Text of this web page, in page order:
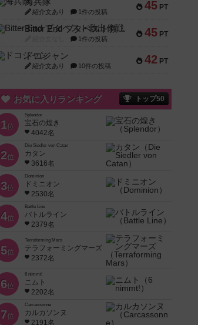
45 PT
紹介文あり 1件の投稿
45 PT
Bitter End ブタペスト救出作戦
1件の投稿
42 PT
ドコジャン
紹介文あり 10件の投稿
お気に入りランキング トップ50
1位
Splendor
宝石の煌き
4042名
2位
Die Siedler von Catan
カタン
3616名
3位
Dominion
ドミニオン
2530名
4位
Battle Line
バトルライン
2379名
5位
Terraforming Mars
テラフォーミングマーズ
2372名
6位
6 nimmt!
ニムト
2202名
7位
Carcassonne
カルカソンヌ
2191名